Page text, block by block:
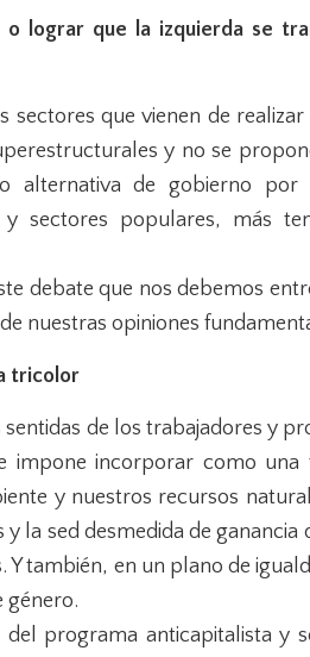
lograr que la izquierda se
sectores que vienen de
y no se
alternativa de gobierno por
y sectores populares, más
debate que nos debemos
nuestras opiniones
tricolor
de los trabajadores y
impone incorporar como una
y nuestros recursos
la sed desmedida de ganancia
también, en un plano de
género.
del programa anticapitalista y